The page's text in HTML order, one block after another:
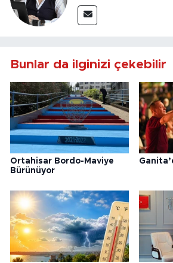
Bunlar da ilginizi çekebilir
Ortahisar Bordo-Maviye
Bürünüyor